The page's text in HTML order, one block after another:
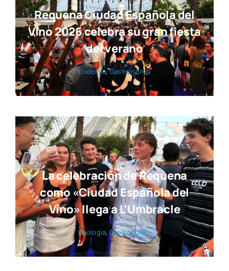
Requena Ciudad Española del
Vino 2026 celebra su gran fiesta
del verano
Eno­lo­gía,Gas­tro­no­mía
La celebración de Requena
como «Ciudad Española del
Vino» llega a L’Umbracle
Eno­lo­gía,Gas­tro­no­mía